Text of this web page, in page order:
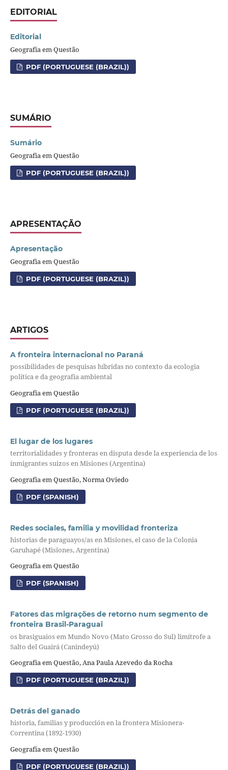
EDITORIAL
Editorial
Geografia em Questão
PDF (PORTUGUESE (BRAZIL))
SUMÁRIO
Sumário
Geografia em Questão
PDF (PORTUGUESE (BRAZIL))
APRESENTAÇÃO
Apresentação
Geografia em Questão
PDF (PORTUGUESE (BRAZIL))
ARTIGOS
A fronteira internacional no Paraná
possibilidades de pesquisas híbridas no contexto da ecologia
política e da geografia ambiental
Geografia em Questão
PDF (PORTUGUESE (BRAZIL))
El lugar de los lugares
territorialidades y fronteras en disputa desde la experiencia de los
inmigrantes suizos en Misiones (Argentina)
Geografia em Questão, Norma Oviedo
PDF (SPANISH)
Redes sociales, familia y movilidad fronteriza
historias de paraguayos/as en Misiones, el caso de la Colonia
Garuhapé (Misiones, Argentina)
Geografia em Questão
PDF (SPANISH)
Fatores das migrações de retorno num segmento de
fronteira Brasil-Paraguai
os brasiguaios em Mundo Novo (Mato Grosso do Sul) limítrofe a
Salto del Guairá (Canindeyú)
Geografia em Questão, Ana Paula Azevedo da Rocha
PDF (PORTUGUESE (BRAZIL))
Detrás del ganado
historia, familias y producción en la frontera Misionera-
Correntina (1892-1930)
Geografia em Questão
PDF (PORTUGUESE (BRAZIL))